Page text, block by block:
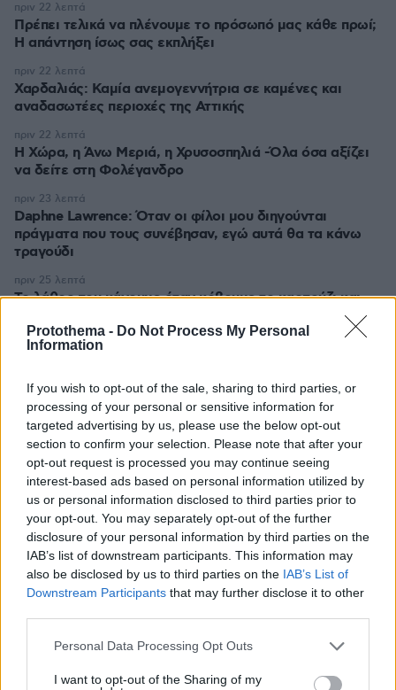
Protothema - Do Not Process My Personal
Information
If you wish to opt-out of the sale, sharing to third parties, or
processing of your personal or sensitive information for
targeted advertising by us, please use the below opt-out
section to confirm your selection. Please note that after your
opt-out request is processed you may continue seeing
interest-based ads based on personal information utilized by
us or personal information disclosed to third parties prior to
your opt-out. You may separately opt-out of the further
disclosure of your personal information by third parties on the
IAB’s list of downstream participants. This information may
also be disclosed by us to third parties on the IAB’s List of
Downstream Participants that may further disclose it to other
Please note that this website/app uses one or more Google
not limited to your visit or usage behaviour. You may click to
Personal Data Processing Opt Outs
I want to opt-out of the Sharing of my
Πρέπει τελικά να πλένουμε το πρόσωπό μας κάθε πρωί;
Η απάντηση ίσως σας εκπλήξει
πριν 22 λεπτά
Χαρδαλιάς: Καμία ανεμογεννήτρια σε καμένες και
αναδασωτέες περιοχές της Αττικής
πριν 22 λεπτά
Η Χώρα, η Άνω Μεριά, η Χρυσοσπηλιά -Όλα όσα αξίζει
να δείτε στη Φολέγανδρο
πριν 22 λεπτά
Daphne Lawrence: Όταν οι φίλοι μου διηγούνται
πράγματα που τους συνέβησαν, εγώ αυτά θα τα κάνω
τραγούδι
πριν 23 λεπτά
Το λάθος που κάνουμε όταν κόβουμε το καρπούζι και
πριν 25 λεπτά
του Νόλαν και η αληθινή μυκηναϊκή ναυπηγική
πριν 25 λεπτά
ΔΕΙΤΕ ΟΛΕΣ ΤΙΣ ΕΙΔΗΣΕΙΣ
ΤΑ ΠΙΟ ΔΗΜΟΦΙΛΗ